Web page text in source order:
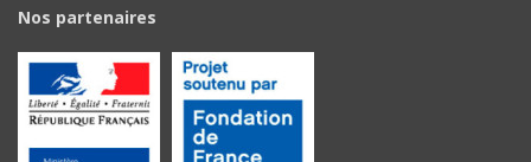
Nos partenaires